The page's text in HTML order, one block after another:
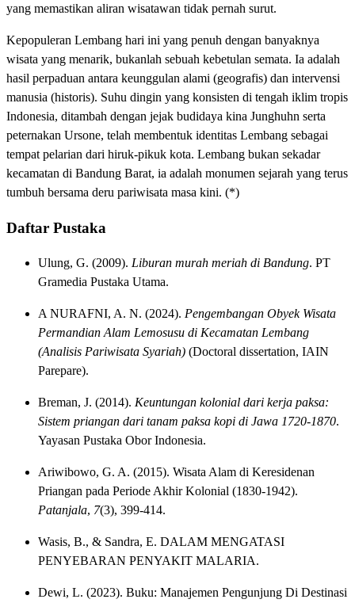
yang memastikan aliran wisatawan tidak pernah surut.
Kepopuleran Lembang hari ini yang penuh dengan banyaknya
wisata yang menarik, bukanlah sebuah kebetulan semata. Ia adalah
hasil perpaduan antara keunggulan alami (geografis) dan intervensi
manusia (historis). Suhu dingin yang konsisten di tengah iklim tropis
Indonesia, ditambah dengan jejak budidaya kina Junghuhn serta
peternakan Ursone, telah membentuk identitas Lembang sebagai
tempat pelarian dari hiruk-pikuk kota. Lembang bukan sekadar
kecamatan di Bandung Barat, ia adalah monumen sejarah yang terus
tumbuh bersama deru pariwisata masa kini. (*)
Daftar Pustaka
Ulung, G. (2009). Liburan murah meriah di Bandung. PT
Gramedia Pustaka Utama.
A NURAFNI, A. N. (2024). Pengembangan Obyek Wisata
Permandian Alam Lemosusu di Kecamatan Lembang
(Analisis Pariwisata Syariah) (Doctoral dissertation, IAIN
Parepare).
Breman, J. (2014). Keuntungan kolonial dari kerja paksa:
Sistem priangan dari tanam paksa kopi di Jawa 1720-1870.
Yayasan Pustaka Obor Indonesia.
Ariwibowo, G. A. (2015). Wisata Alam di Keresidenan
Priangan pada Periode Akhir Kolonial (1830-1942).
Patanjala, 7(3), 399-414.
Wasis, B., & Sandra, E. DALAM MENGATASI
PENYEBARAN PENYAKIT MALARIA.
Dewi, L. (2023). Buku: Manajemen Pengunjung Di Destinasi